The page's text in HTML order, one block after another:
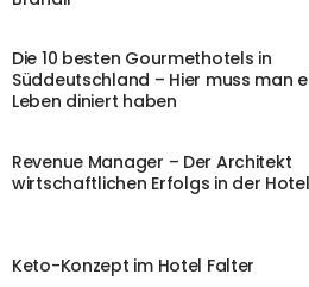
Die 10 besten Gourmethotels in
Süddeutschland – Hier muss man
Leben diniert haben
Revenue Manager – Der Architekt
wirtschaftlichen Erfolgs in der
Keto-Konzept im Hotel Falter